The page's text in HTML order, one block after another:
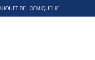
DE LOCMIQUELIC